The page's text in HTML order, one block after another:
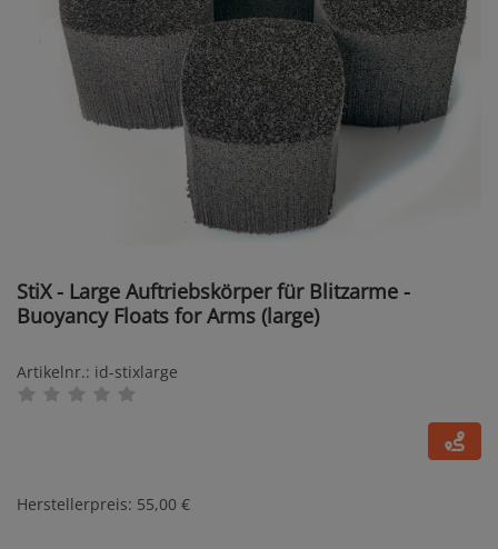
StiX - Large Auftriebskörper für Blitzarme -
Buoyancy Floats for Arms (large)
Artikelnr.: id-stixlarge
Herstellerpreis: 55,00 €